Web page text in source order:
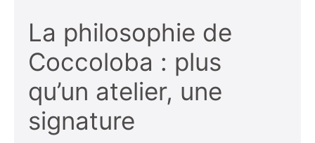
La philosophie de
Coccoloba : plus
qu’un atelier, une
signature